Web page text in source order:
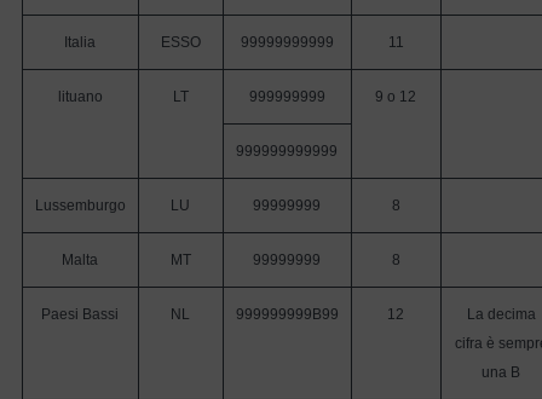
Italia ESSO 99999999999 11
lituano LT 999999999 9 o 12
999999999999
Lussemburgo LU 99999999 8
Malta MT 99999999 8
Paesi Bassi NL 999999999B99 12
La decima
cifra è
una B